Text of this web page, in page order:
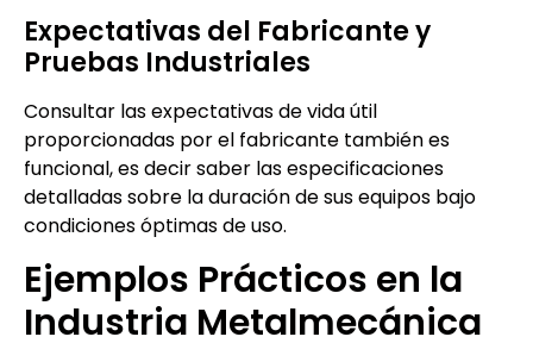
Expectativas del Fabricante y
Pruebas Industriales
Consultar las expectativas de vida útil
proporcionadas por el fabricante también es
funcional, es decir saber las especificaciones
detalladas sobre la duración de sus equipos bajo
condiciones óptimas de uso.
Ejemplos Prácticos en la
Industria Metalmecánica